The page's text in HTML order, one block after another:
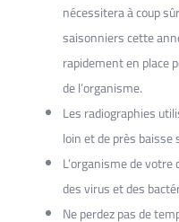
nécessitera à coup
saisonniers cette
rapidement en place
de l’organisme.
Les radiographies
loin et de près
L’organisme de
des virus et des
Ne perdez pas de